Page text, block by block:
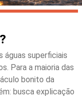
águas superficiais
Para a maioria das
bonito da
busca explicação